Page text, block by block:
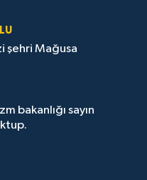
şehri Mağusa
bakanlığı sayın